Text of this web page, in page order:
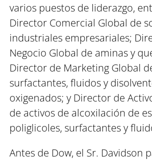
varios puestos de liderazgo,
Director Comercial Global de
industriales empresariales;
Negocio Global de aminas y
Director de Marketing Global
surfactantes, fluidos y
oxigenados; y Director de
de activos de alcoxilación de
poliglicoles, surfactantes y
Antes de Dow, el Sr. Davidson